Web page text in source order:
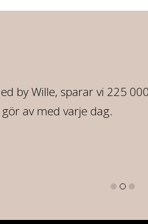
by Wille, sparar vi 225
av med varje dag.